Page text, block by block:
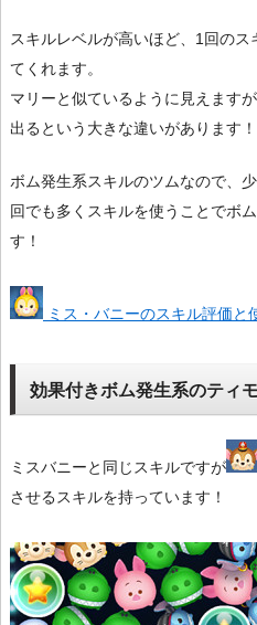
スキルレベルが高いほど、1回の
てくれます。
マリーと似ているように見えます
出るという大きな違いがあります！
ボム発生系スキルのツムなので、
回でも多くスキルを使うことでボ
す！
ミス・バニーのスキル評価と
効果付きボム発生系のティ
ミスバニーと同じスキルですが
させるスキルを持っています！